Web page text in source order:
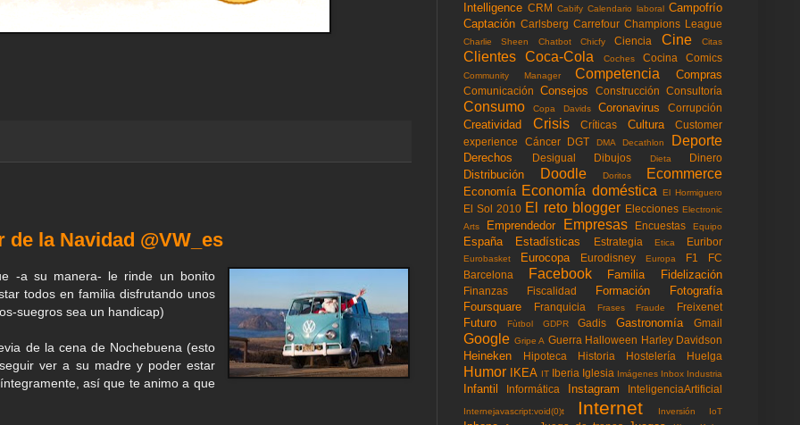
la Navidad @VW_es
-a su manera- le rinde un bonito
todos en familia disfrutando unos
suegros sea un handicap)
de la cena de Nochebuena (esto
ver a su madre y poder estar
así que te animo a que
Intelligence CRM Cabify Calendario laboral Campofrío
Captación Carlsberg Carrefour Champions League
Charlie Sheen Chatbot Chicfy Ciencia Cine Citas
Clientes Coca-Cola Coches Cocina Comics
Community Manager Competencia Compras
Comunicación Consejos Construcción Consultoría
Consumo Copa Davids Coronavirus Corrupción
Creatividad Crisis Críticas Cultura
Customer
experience
Cáncer DGT DMA Decathlon Deporte
Derechos Desigual Dibujos Dieta Dinero
Distribución Doodle Doritos Ecommerce
Economía Economía doméstica El Hormiguero
El Sol 2010 El reto blogger Elecciones Electronic
Arts
Emprendedor Empresas Encuestas Equipo
España Estadísticas Estrategia Etica Euribor
Eurobasket Eurocopa Eurodisney Europa F1
FC
Barcelona
Facebook Familia Fidelización
Finanzas Fiscalidad Formación
Fotografía
Foursquare
Franquicia Frases Fraude Freixenet
Futuro Fùtbol GDPR Gadis Gastronomía Gmail
Google Gripe A Guerra Halloween Harley Davidson
Heineken Hipoteca Historia Hostelería Huelga
Humor IKEA IT Iberia Iglesia Imágenes Inbox Industria
Infantil Informática Instagram InteligenciaArtificial
Internejavascript:void(0)t Internet Inversión IoT